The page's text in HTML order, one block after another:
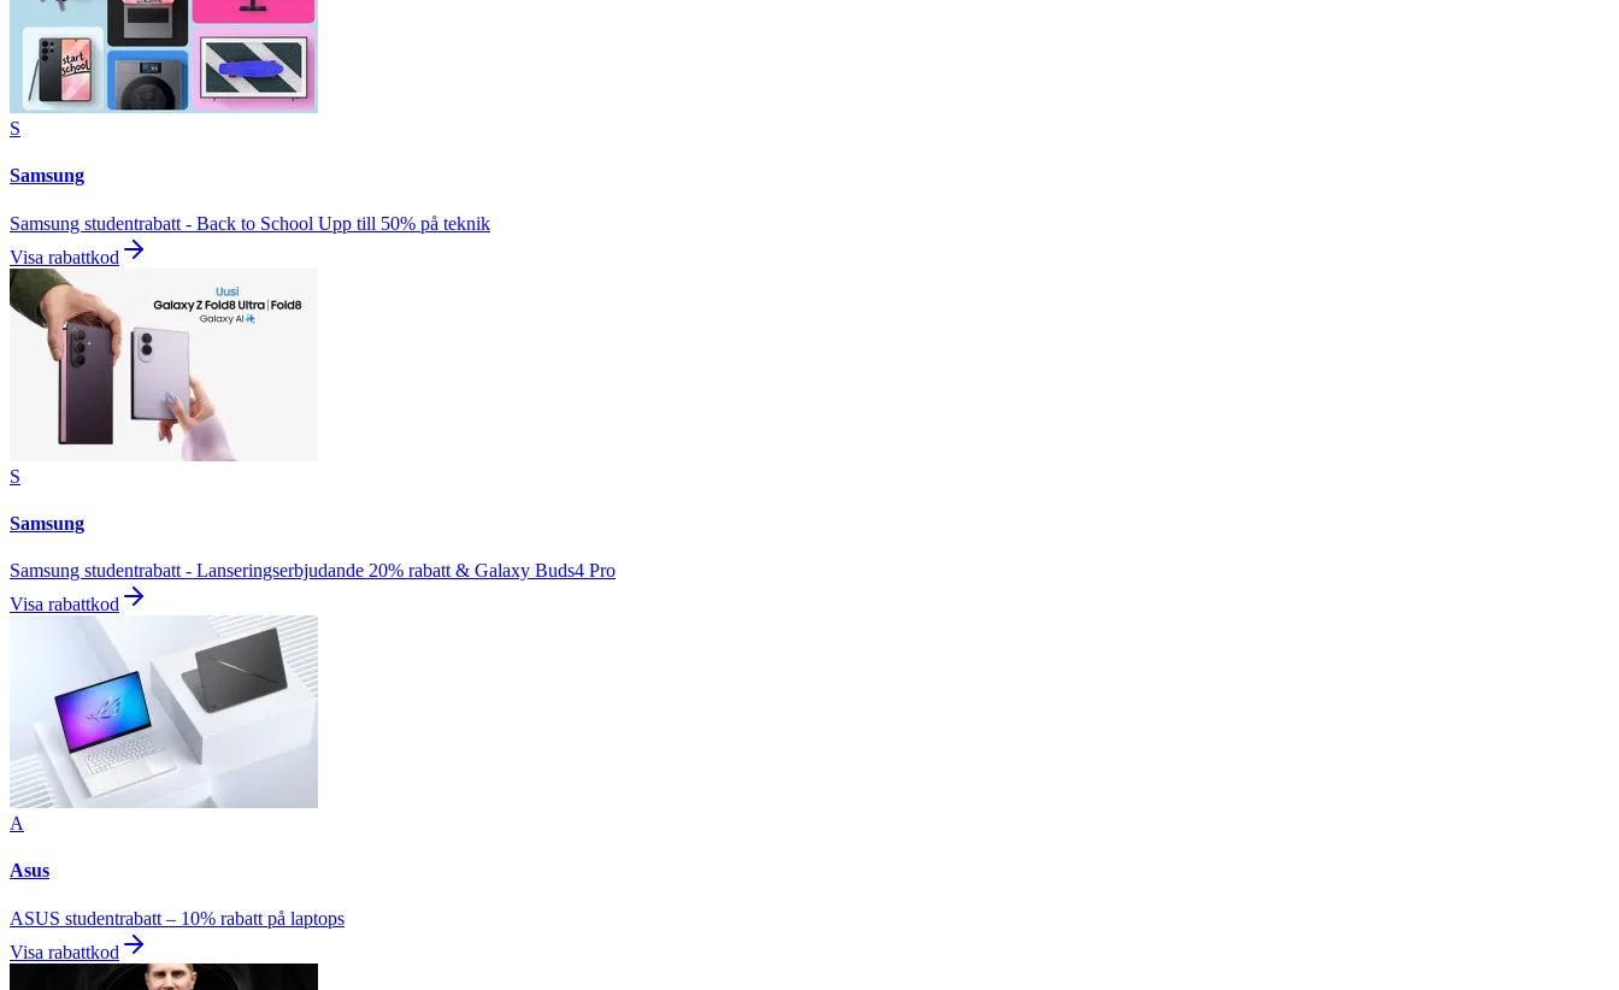
S
Samsung
Samsung studentrabatt - Back to School Upp till 50% på teknik
Visa rabattkod
S
Samsung
Samsung studentrabatt - Lanseringserbjudande 20% rabatt & Galaxy Buds4 Pro
Visa rabattkod
A
Asus
ASUS studentrabatt – 10% rabatt på laptops
Visa rabattkod